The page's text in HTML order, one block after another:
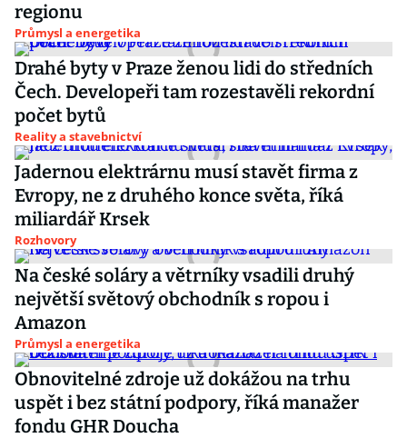
regionu
Průmysl a energetika
Drahé byty v Praze ženou lidi do středních
Čech. Developeři tam rozestavěli rekordní
počet bytů
Reality a stavebnictví
Jadernou elektrárnu musí stavět firma z
Evropy, ne z druhého konce světa, říká
miliardář Krsek
Rozhovory
Na české soláry a větrníky vsadili druhý
největší světový obchodník s ropou i
Amazon
Průmysl a energetika
Obnovitelné zdroje už dokážou na trhu
uspět i bez státní podpory, říká manažer
fondu GHR Doucha